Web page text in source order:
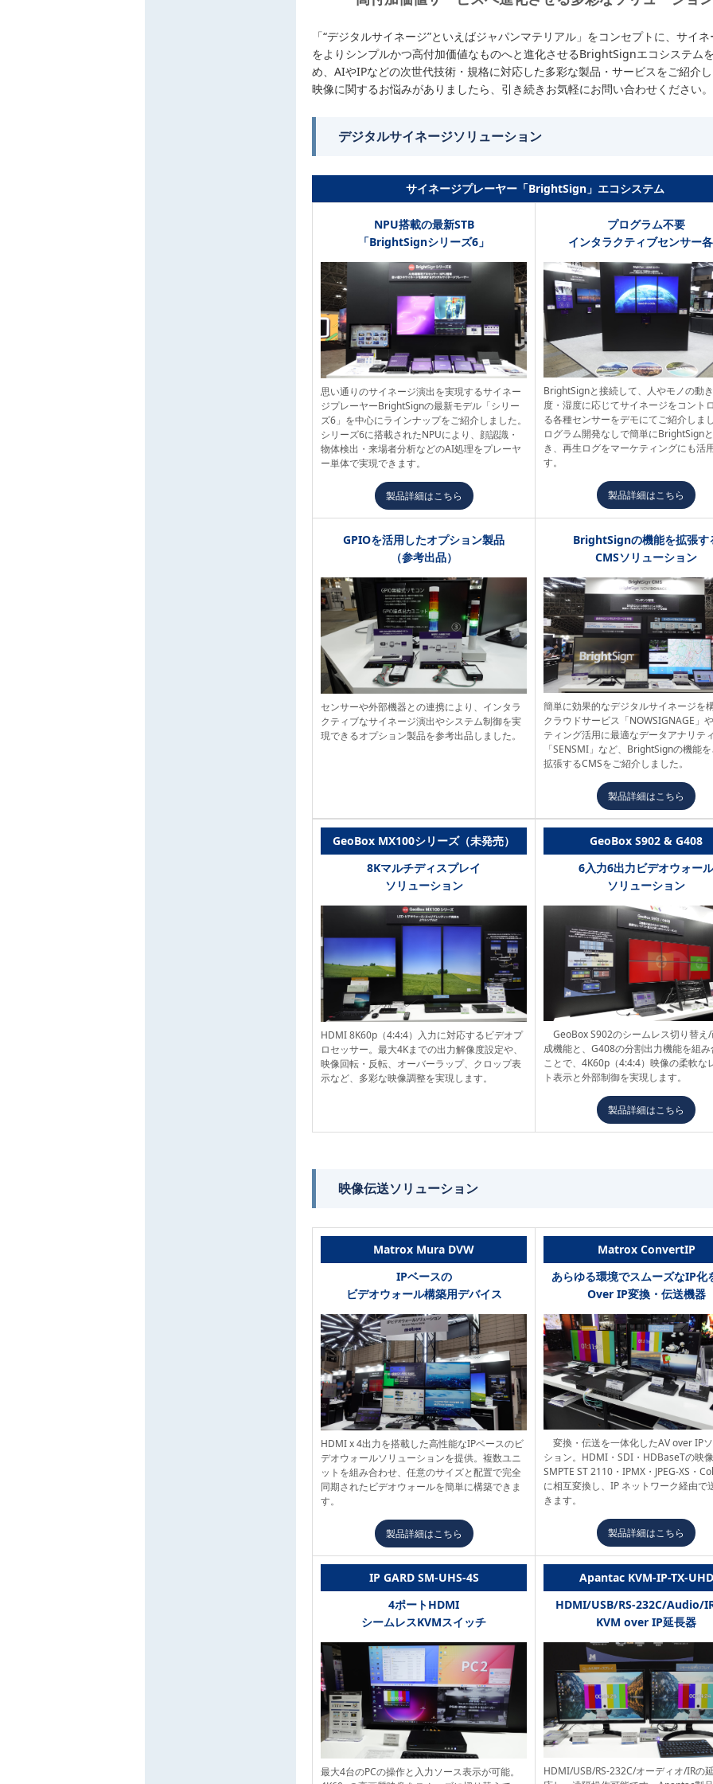
「“デジタルサイネージ”といえばジャパンマテリアル」をコンセプトに、サイ
をよりシンプルかつ高付加価値なものへと進化させるBrightSignエコシステム
め、AIやIPなどの次世代技術・規格に対応した多彩な製品・サービスをご紹介
映像に関するお悩みがありましたら、引き続きお気軽にお問い合わせください。
デジタルサイネージソリューション
サイネージプレーヤー「BrightSign」エコシステム
NPU搭載の最新STB
「BrightSignシリーズ6」
思い通りのサイネージ演出を実現するサイネー
ジプレーヤーBrightSignの最新モデル「シリー
ズ6」を中心にラインナップをご紹介しました。
シリーズ6に搭載されたNPUにより、顔認識・
物体検出・来場者分析などのAI処理をプレーヤ
ー単体で実現できます。
製品詳細はこちら
プログラム不要
インタラクティブセンサー
BrightSignと接続して、人やモノの動
度・湿度に応じてサイネージをコント
る各種センサーをデモにてご紹介しま
ログラム開発なしで簡単にBrightSign
き、再生ログをマーケティングにも活
す。
製品詳細はこちら
GPIOを活用したオプション製品
（参考出品）
センサーや外部機器との連携により、インタラ
クティブなサイネージ演出やシステム制御を実
現できるオプション製品を参考出品しました。
BrightSignの機能を拡張す
CMSソリューション
簡単に効果的なデジタルサイネージを
クラウドサービス「NOWSIGNAGE」
ティング活用に最適なデータアナリテ
「SENSMI」など、BrightSignの機能
拡張するCMSをご紹介しました。
製品詳細はこちら
GeoBox MX100シリーズ（未発売）
8Kマルチディスプレイ
ソリューション
HDMI 8K60p（4:4:4）入力に対応するビデオプ
ロセッサー。最大4Kまでの出力解像度設定や、
映像回転・反転、オーバーラップ、クロップ表
示など、多彩な映像調整を実現します。
GeoBox S902 & G408
6入力6出力ビデオウォール
ソリューション
GeoBox S902のシームレス切り替え
成機能と、G408の分割出力機能を組
ことで、4K60p（4:4:4）映像の柔軟な
ト表示と外部制御を実現します。
製品詳細はこちら
映像伝送ソリューション
Matrox Mura DVW
IPベースの
ビデオウォール構築用デバイス
HDMI x 4出力を搭載した高性能なIPベースのビ
デオウォールソリューションを提供。複数ユニ
ットを組み合わせ、任意のサイズと配置で完全
同期されたビデオウォールを簡単に構築できま
す。
製品詳細はこちら
Matrox ConvertIP
あらゆる環境でスムーズなIP化
Over IP変換・伝送機器
変換・伝送を一体化したAV over IP
ション。HDMI・SDI・HDBaseTの映
SMPTE ST 2110・IPMX・JPEG-XS・
に相互変換し、IP ネットワーク経由で
きます。
製品詳細はこちら
IP GARD SM-UHS-4S
4ポートHDMI
シームレスKVMスイッチ
最大4台のPCの操作と入力ソース表示が可能。
Apantac KVM-IP-TX-UHD
HDMI/USB/RS-232C/Audio/
KVM over IP延長器
HDMI/USB/RS-232C/オーディオ/IRの